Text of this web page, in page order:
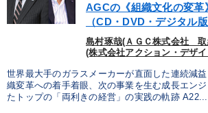
AGCの《組織文化の変革
（CD・DVD・デジタル版
島村琢哉(ＡＧＣ株式会社 取
(株式会社アクション・デザ
世界最大手のガラスメーカーが直面した連続減
織変革への着手着眼、次の事業を生む成長エン
たトップの「両利きの経営」の実践の軌跡 A22...